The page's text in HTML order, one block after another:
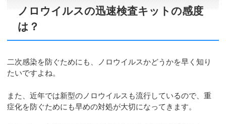
ノロウイルスの迅速検査キットの感度
は？
二次感染を防ぐためにも、ノロウイルスかどうかを早く知り
たいですよね。
また、近年では新型のノロウイルスも流行しているので、重
症化を防ぐためにも早めの対処が大切になってきます。